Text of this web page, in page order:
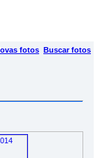
fotos Buscar fotos